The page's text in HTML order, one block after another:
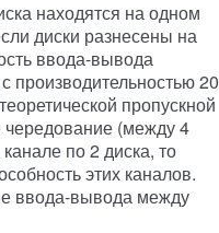
находятся на одном
диски разнесены на
ввода-вывода
производительностью 20
пропускной
чередование (между 4
по 2 диска, то
этих каналов.
ввода-вывода между